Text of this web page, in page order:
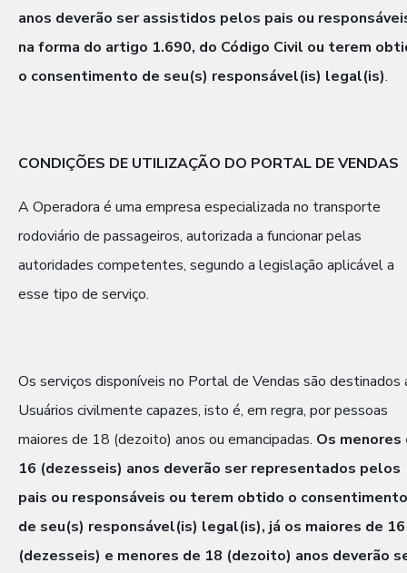
anos deverão ser assistidos pelos pais ou
na forma do artigo 1.690, do Código Civil ou terem
o consentimento de seu(s) responsável(is) legal(is).
CONDIÇÕES DE UTILIZAÇÃO DO PORTAL DE VENDAS
A Operadora é uma empresa especializada no transporte
rodoviário de passageiros, autorizada a funcionar pelas
autoridades competentes, segundo a legislação aplicável a
esse tipo de serviço.
Os serviços disponíveis no Portal de Vendas são destinados
Usuários civilmente capazes, isto é, em regra, por pessoas
maiores de 18 (dezoito) anos ou emancipadas. Os menores
16 (dezesseis) anos deverão ser representados pelos
pais ou responsáveis ou terem obtido o consentimento
de seu(s) responsável(is) legal(is), já os maiores de 16
(dezesseis) e menores de 18 (dezoito) anos deverão